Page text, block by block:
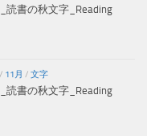
読書の秋文字_Reading
/ 11月 / 文字
読書の秋文字_Reading